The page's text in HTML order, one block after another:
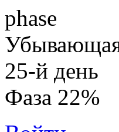
25-й день
Фаза 22%